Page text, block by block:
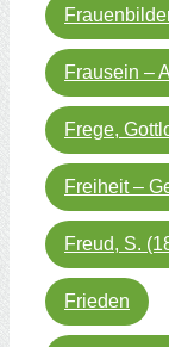
Frausein –
Frege,
Freiheit –
Freud, S.
Frieden